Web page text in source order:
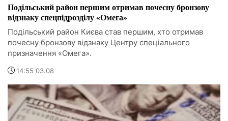
Подільський район першим отримав почесну бронзову
відзнаку спецпідрозділу «Омега»
Подільський район Києва став першим, хто отримав
почесну бронзову відзнаку Центру спеціального
призначення «Омега».
14:55 03.08